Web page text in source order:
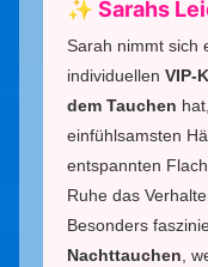
✨ Sarahs
Sarah nimmt sich
individuellen VIP-
dem Tauchen
einfühlsamsten
entspannten
Ruhe das
Besonders
Nachttauchen,